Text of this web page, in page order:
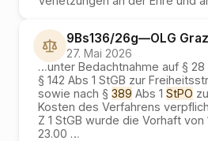
9Bs136/26g—OLG Graz
27. Mai 2026
…unter Bedachtnahme auf § 28
§ 142 Abs 1 StGB zur
sowie nach § 389 Abs 1 StPO
Kosten des Verfahrens
Z 1 StGB wurde die Vorhaft von
23.00 …